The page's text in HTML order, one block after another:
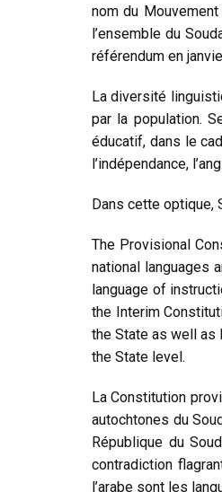
nom du
l’ensemble du
référendum en
La diversité
par la population.
éducatif, dans le
l’indépendance,
Dans cette optique,
The Provisional
national languages
language of
the Interim
the State as well as
the State level.
La Constitution
autochtones du
République du
contradiction
l’arabe sont les